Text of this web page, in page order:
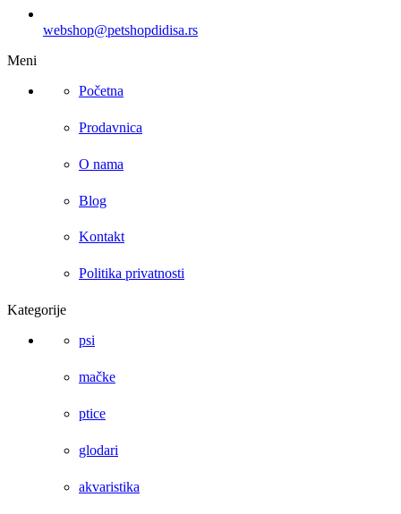
webshop@petshopdidisa.rs
Meni
Početna
Prodavnica
O nama
Blog
Kontakt
Politika privatnosti
Kategorije
psi
mačke
ptice
glodari
akvaristika